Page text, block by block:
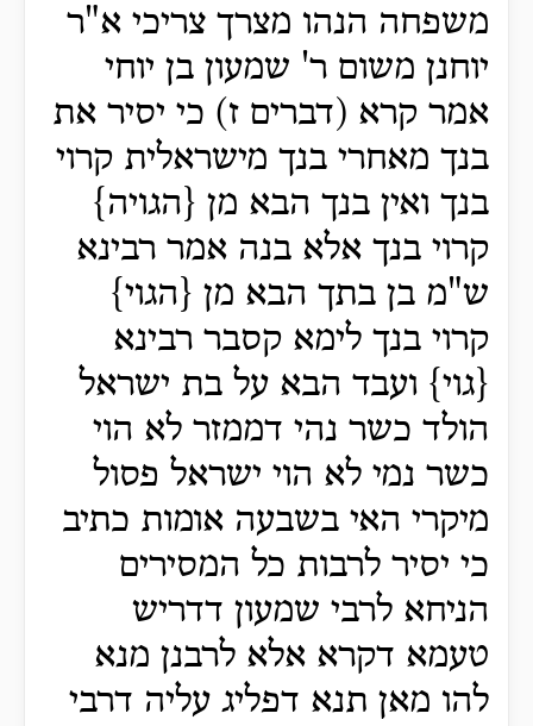
משפחה הנהו מצרך צריכי א"ר
יוחנן משום ר' שמעון בן יוחי
אמר קרא (דברים ז) כי יסיר את
בנך מאחרי בנך מישראלית קרוי
בנך ואין בנך הבא מן {הגויה}
קרוי בנך אלא בנה אמר רבינא
ש"מ בן בתך הבא מן {הגוי}
קרוי בנך לימא קסבר רבינא
{גוי} ועבד הבא על בת ישראל
הולד כשר נהי דממזר לא הוי
כשר נמי לא הוי ישראל פסול
מיקרי האי בשבעה אומות כתיב
כי יסיר לרבות כל המסירים
הניחא לרבי שמעון דדריש
טעמא דקרא אלא לרבנן מנא
להו מאן תנא דפליג עליה דרבי